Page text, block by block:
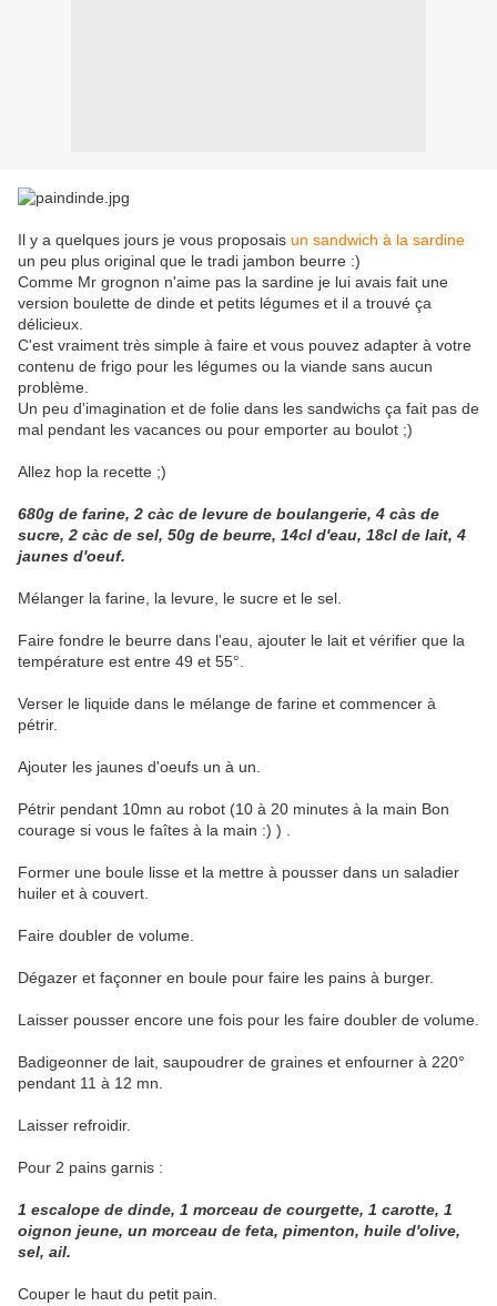
Il y a quelques jours je vous proposais un sandwich à la sardine
un peu plus original que le tradi jambon beurre :)
Comme Mr grognon n'aime pas la sardine je lui avais fait une
version boulette de dinde et petits légumes et il a trouvé ça
délicieux.
C'est vraiment très simple à faire et vous pouvez adapter à votre
contenu de frigo pour les légumes ou la viande sans aucun
problème.
Un peu d'imagination et de folie dans les sandwichs ça fait pas de
mal pendant les vacances ou pour emporter au boulot ;)
Allez hop la recette ;)
680g de farine, 2 càc de levure de boulangerie, 4 càs de
sucre, 2 càc de sel, 50g de beurre, 14cl d'eau, 18cl de lait, 4
jaunes d'oeuf.
Mélanger la farine, la levure, le sucre et le sel.
Faire fondre le beurre dans l'eau, ajouter le lait et vérifier que la
température est entre 49 et 55°.
Verser le liquide dans le mélange de farine et commencer à
pétrir.
Ajouter les jaunes d'oeufs un à un.
Pétrir pendant 10mn au robot (10 à 20 minutes à la main Bon
courage si vous le faîtes à la main :) ) .
Former une boule lisse et la mettre à pousser dans un saladier
huiler et à couvert.
Faire doubler de volume.
Dégazer et façonner en boule pour faire les pains à burger.
Laisser pousser encore une fois pour les faire doubler de volume.
Badigeonner de lait, saupoudrer de graines et enfourner à 220°
pendant 11 à 12 mn.
Laisser refroidir.
Pour 2 pains garnis :
1 escalope de dinde, 1 morceau de courgette, 1 carotte, 1
oignon jeune, un morceau de feta, pimenton, huile d'olive,
sel, ail.
Couper le haut du petit pain.